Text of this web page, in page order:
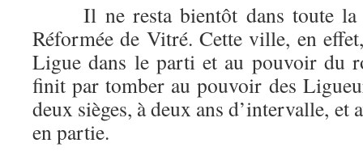
Il ne resta bientôt dans toute la
Réformée de Vitré. Cette ville, en
Ligue dans le parti et au pouvoir du
finit par tomber au pouvoir des
deux sièges, à deux ans d’intervalle, et
en partie.